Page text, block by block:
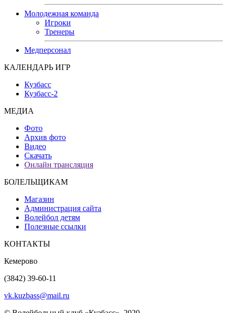
Молодежная команда
Игроки
Тренеры
Медперсонал
КАЛЕНДАРЬ ИГР
Кузбасс
Кузбасс-2
МЕДИА
Фото
Архив фото
Видео
Скачать
Онлайн трансляция
БОЛЕЛЬЩИКАМ
Магазин
Администрация сайта
Волейбол детям
Полезные ссылки
КОНТАКТЫ
Кемерово
(3842) 39-60-11
vk.kuzbass@mail.ru